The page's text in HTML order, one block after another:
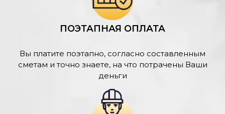
ПОЭТАПНАЯ ОПЛАТА
Вы платите поэтапно, согласно составленным
сметам и точно знаете, на что потрачены Ваши
деньги